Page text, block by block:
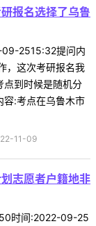
报名选择了乌鲁
2515:32提问内
，这次考研报名我
点到时候是随机分
容:考点在乌鲁木市
11-09
志愿者户籍地非
时间:2022-09-25